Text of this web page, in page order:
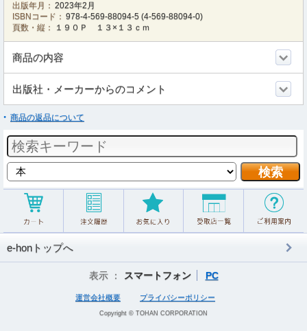
出版年月： 2023年2月
ISBNコード： 978-4-569-88094-5 (4-569-88094-0)
頁数・縦：
１９０Ｐ １３×１３ｃｍ
商品の内容
出版社・メーカーからのコメント
商品の返品について
e-honトップへ
表示 ： スマートフォン PC
運営会社概要 プライバシーポリシー
Copyright © TOHAN CORPORATION